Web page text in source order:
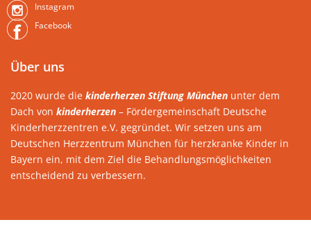
Instagram
Facebook
Über uns
2020 wurde die kinderherzen Stiftung München unter dem
Dach von kinderherzen – Fördergemeinschaft Deutsche
Kinderherzzentren e.V. gegründet. Wir setzen uns am
Deutschen Herzzentrum München für herzkranke Kinder in
Bayern ein, mit dem Ziel die Behandlungsmöglichkeiten
entscheidend zu verbessern.